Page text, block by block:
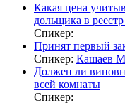
Какая цена
дольщика в
Спикер:
Принят первый
Спикер: Кашаев
Должен ли
всей комнаты
Спикер: